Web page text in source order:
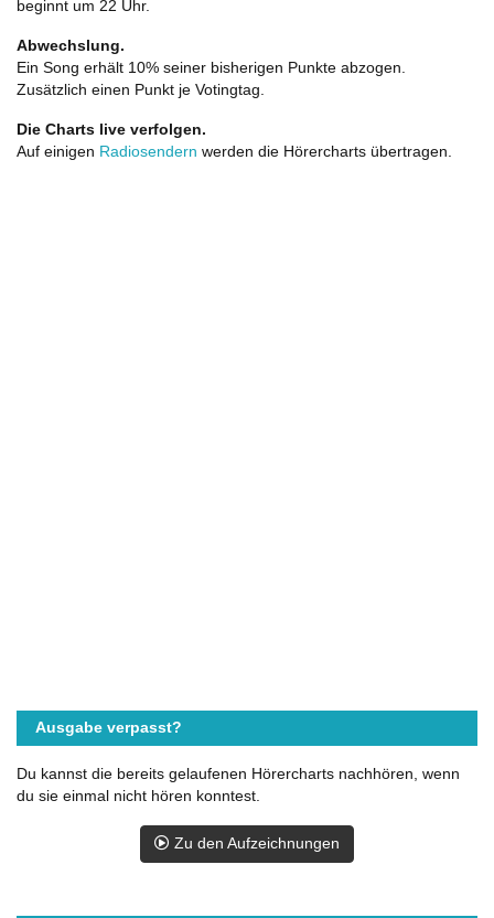
beginnt um 22 Uhr.
Abwechslung.
Ein Song erhält 10% seiner bisherigen Punkte abzogen.
Zusätzlich einen Punkt je Votingtag.
Die Charts live verfolgen.
Auf einigen Radiosendern werden die Hörercharts übertragen.
Ausgabe verpasst?
Du kannst die bereits gelaufenen Hörercharts nachhören, wenn
du sie einmal nicht hören konntest.
Zu den Aufzeichnungen